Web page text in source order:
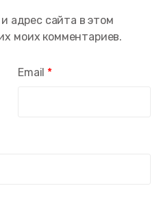
Email *
адрес сайта в этом
моих комментариев.